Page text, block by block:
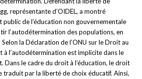
représentante d’OIDEL, a montré
public de l’éducation non gouvernementale
l’autodétermination des populations, en
la Déclaration de l’ONU sur le Droit au
l’autodétermination est implicite dans le
Dans le cadre du droit à l’éducation, le droit
traduit par la liberté de choix éducatif. Ainsi,